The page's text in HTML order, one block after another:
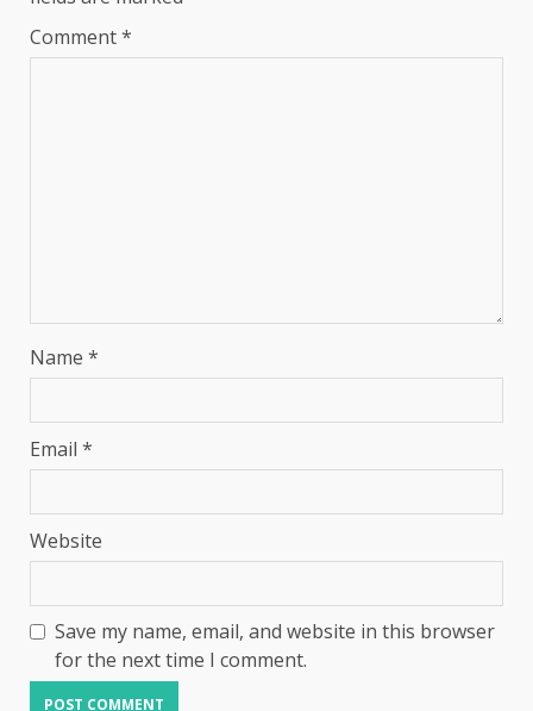
Comment*
Name *
Email *
Website
Save my name, email, and website in this browser
for the next time I comment.